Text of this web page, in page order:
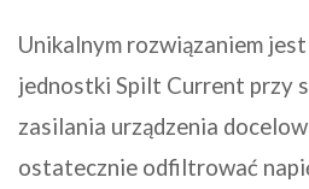
Unikalnym rozwiązaniem
jednostki Spilt Current przy
zasilania urządzenia
ostatecznie odfiltrować